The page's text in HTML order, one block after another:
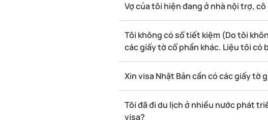
Vợ của tôi hiện đang ở nhà nội trợ,
Tôi không có sổ tiết kiệm (Do tôi
các giấy tờ cổ phần khác. Liệu tôi có
Xin visa Nhật Bản cần có các giấy
Tôi đã đi du lịch ở nhiều nước phát
visa?